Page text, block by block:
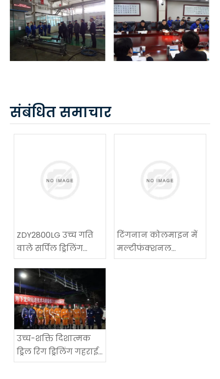
संबंधित समाचार
ZDY2800LG उच्च गति
वाले सर्पिल ड्रिलिंग
तकनीकी उपकरण
परीक्षण में सफलता
टिंगनान कोलमाइन में
मल्टीफंक्शनल
कोलमाइन रोडवे-
उच्च-शक्ति दिशात्मक
ड्रिल रिग ड्रिलिंग गहराई
में एक नया विश्व रिकॉर्ड